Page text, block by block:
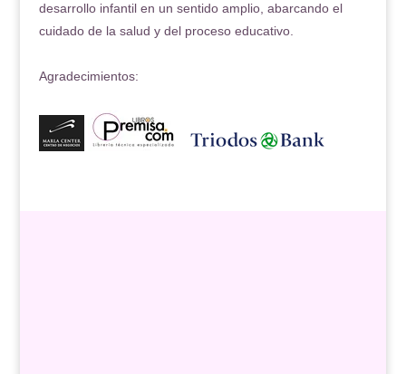
desarrollo infantil en un sentido amplio, abarcando el
cuidado de la salud y del proceso educativo.
Agradecimientos: